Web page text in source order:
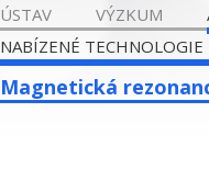
ÚSTAV VÝZKUM
NABÍZENÉ TECHNOLOGIE
Magnetická